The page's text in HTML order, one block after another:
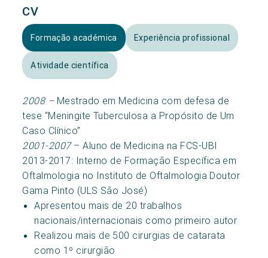
CV
Formação académica Experiência profissional
Atividade científica
2008 –Mestrado em Medicina com defesa de
tese “Meningite Tuberculosa a Propósito de Um
Caso Clínico”
2001-2007– Aluno de Medicina na FCS-UBI
2013-2017: Interno de Formação Específica em
Oftalmologia no Instituto de Oftalmologia Doutor
Gama Pinto (ULS São José)
Apresentou mais de 20 trabalhos
nacionais/internacionais como primeiro autor
Realizou mais de 500 cirurgias de catarata
como 1º cirurgião